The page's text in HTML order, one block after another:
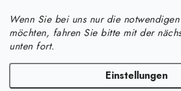
Wenn Sie bei uns nur die
möchten, fahren Sie bitte mit der
unten fort.
Einstellungen
Kontakte
Bestellstatus
Anleitung zur Verarbeitung von UV-Harz: Ein
zu Aushärtung, Färbung und Fehlerbehebung
Wie lange braucht Epoxidharz zum
Anleitung für Harzprodukte
Wie man Schmuck aus UV-Harz mit